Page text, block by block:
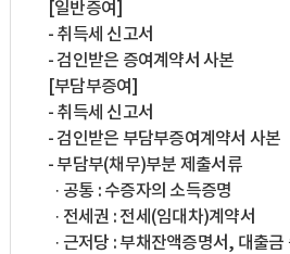
[일반증여]
- 취득세 신고서
- 검인받은 증여계약서 사본
[부담부증여]
- 취득세 신고서
- 검인받은 부담부증여계약서 사본
- 부담부(채무)부분 제출서류
· 공통 : 수증자의 소득증명
· 전세권 : 전세(임대차)계약서
· 근저당 : 부채잔액증명서, 대출금